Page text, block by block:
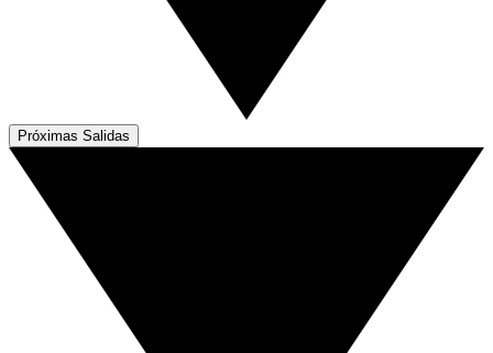
Próximas Salidas